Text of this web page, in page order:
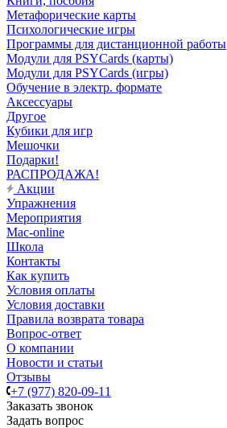
Метафорические карты
Психологические игры
Программы для дистанционной работы
Модули для PSYCards (карты)
Модули для PSYCards (игры)
Обучение в электр. формате
Аксессуары
Другое
Кубики для игр
Мешочки
Подарки!
РАСПРОДАЖА!
Акции
Упражнения
Мероприятия
Mac-online
Школа
Контакты
Как купить
Условия оплаты
Условия доставки
Правила возврата товара
Вопрос-ответ
О компании
Новости и статьи
Отзывы
+7 (977) 820-09-11
Заказать звонок
Задать вопрос